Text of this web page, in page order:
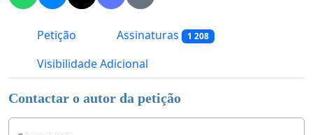
Petição Assinaturas 1 208
Visibilidade Adicional
Contactar o autor da petição